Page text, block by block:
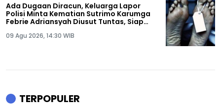
Ada Dugaan Diracun, Keluarga Lapor
Polisi Minta Kematian Sutrimo Karumga
Febrie Adriansyah Diusut Tuntas, Siap
09 Agu 2026, 14:30 WIB
TERPOPULER